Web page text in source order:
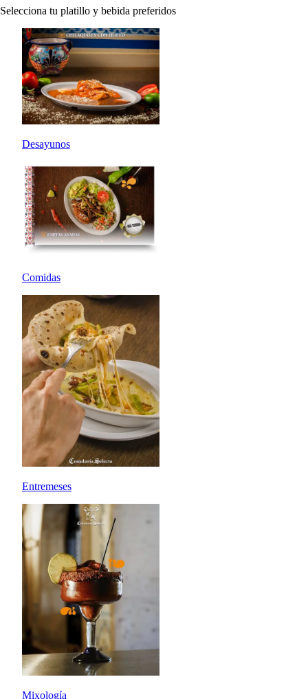
Selecciona tu platillo y bebida preferidos
Desayunos
Comidas
Entremeses
Mixología